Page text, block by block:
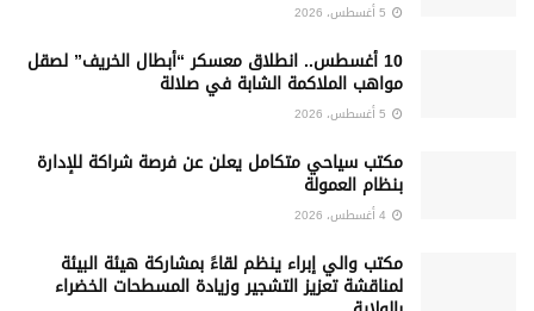
10 أغسطس.. انطلاق معسكر “أبطال الخريف” لصقل
مواهب الملاكمة الشابة في صلالة
‏مكتب سياحي متكامل يعلن عن فرصة شراكة للإدارة
بنظام العمولة
مكتب والي إبراء ينظم لقاءً بمشاركة هيئة البيئة
لمناقشة تعزيز التشجير وزيادة المسطحات الخضراء